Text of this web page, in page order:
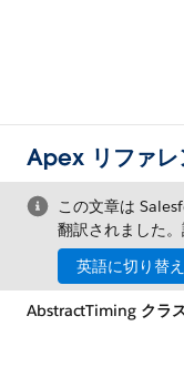
Apex リファレ
この文章は
翻訳されました
英語に切り替
AbstractTiming クラ